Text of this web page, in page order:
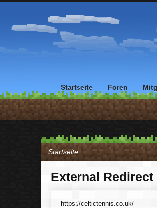
Startseite
External Redirect
https://celtictennis.co.uk/
Startseite Foren